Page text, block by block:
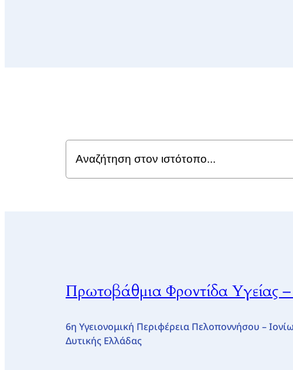
Search
for:
Πρωτοβάθμια Φροντίδα Υγείας
6η Υγειονομική Περιφέρεια Πελοποννήσου –
Δυτικής Ελλάδας